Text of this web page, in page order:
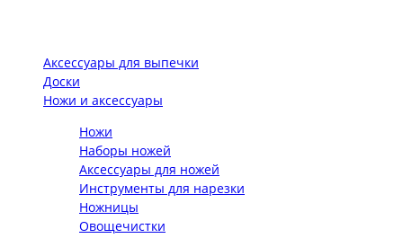
Аксессуары для выпечки
Доски
Ножи и аксессуары
Ножи
Наборы ножей
Аксессуары для ножей
Инструменты для нарезки
Ножницы
Овощечистки